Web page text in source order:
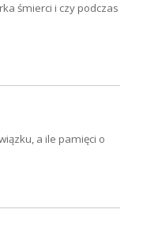
śmierci i czy podczas
a ile pamięci o